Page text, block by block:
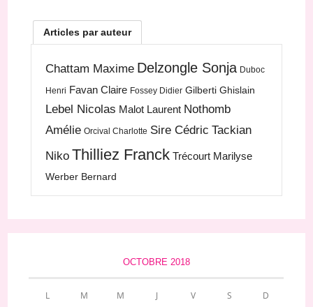
Articles par auteur
Chattam Maxime Delzongle Sonja Duboc
Henri Favan Claire Fossey Didier Gilberti Ghislain
Lebel Nicolas Malot Laurent Nothomb
Amélie Orcival Charlotte Sire Cédric Tackian
Niko Thilliez Franck Trécourt Marilyse
Werber Bernard
OCTOBRE 2018
L M M J V S D